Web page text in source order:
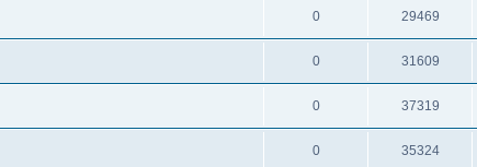
0 29469
0 31609
0 37319
0 35324